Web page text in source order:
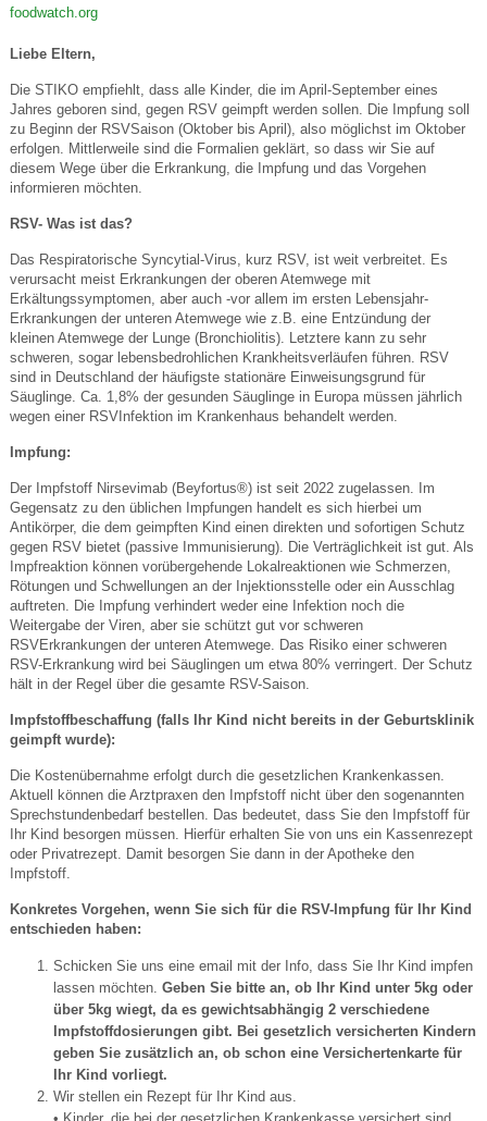
foodwatch.org
Liebe Eltern,
Die STIKO empfiehlt, dass alle Kinder, die im April-September eines
Jahres geboren sind, gegen RSV geimpft werden sollen. Die Impfung soll
zu Beginn der RSVSaison (Oktober bis April), also möglichst im Oktober
erfolgen. Mittlerweile sind die Formalien geklärt, so dass wir Sie auf
diesem Wege über die Erkrankung, die Impfung und das Vorgehen
informieren möchten.
RSV- Was ist das?
Das Respiratorische Syncytial-Virus, kurz RSV, ist weit verbreitet. Es
verursacht meist Erkrankungen der oberen Atemwege mit
Erkältungssymptomen, aber auch -vor allem im ersten Lebensjahr-
Erkrankungen der unteren Atemwege wie z.B. eine Entzündung der
kleinen Atemwege der Lunge (Bronchiolitis). Letztere kann zu sehr
schweren, sogar lebensbedrohlichen Krankheitsverläufen führen. RSV
sind in Deutschland der häufigste stationäre Einweisungsgrund für
Säuglinge. Ca. 1,8% der gesunden Säuglinge in Europa müssen jährlich
wegen einer RSVInfektion im Krankenhaus behandelt werden.
Impfung:
Der Impfstoff Nirsevimab (Beyfortus®) ist seit 2022 zugelassen. Im
Gegensatz zu den üblichen Impfungen handelt es sich hierbei um
Antikörper, die dem geimpften Kind einen direkten und sofortigen Schutz
gegen RSV bietet (passive Immunisierung). Die Verträglichkeit ist gut. Als
Impfreaktion können vorübergehende Lokalreaktionen wie Schmerzen,
Rötungen und Schwellungen an der Injektionsstelle oder ein Ausschlag
auftreten. Die Impfung verhindert weder eine Infektion noch die
Weitergabe der Viren, aber sie schützt gut vor schweren
RSVErkrankungen der unteren Atemwege. Das Risiko einer schweren
RSV-Erkrankung wird bei Säuglingen um etwa 80% verringert. Der Schutz
hält in der Regel über die gesamte RSV-Saison.
Impfstoffbeschaffung (falls Ihr Kind nicht bereits in der Geburtsklinik
geimpft wurde):
Die Kostenübernahme erfolgt durch die gesetzlichen Krankenkassen.
Aktuell können die Arztpraxen den Impfstoff nicht über den sogenannten
Sprechstundenbedarf bestellen. Das bedeutet, dass Sie den Impfstoff für
Ihr Kind besorgen müssen. Hierfür erhalten Sie von uns ein Kassenrezept
oder Privatrezept. Damit besorgen Sie dann in der Apotheke den
Impfstoff.
Konkretes Vorgehen, wenn Sie sich für die RSV-Impfung für Ihr Kind
entschieden haben:
Schicken Sie uns eine email mit der Info, dass Sie Ihr Kind impfen
lassen möchten. Geben Sie bitte an, ob Ihr Kind unter 5kg oder
über 5kg wiegt, da es gewichtsabhängig 2 verschiedene
Impfstoffdosierungen gibt. Bei gesetzlich versicherten Kindern
geben Sie zusätzlich an, ob schon eine Versichertenkarte für
Ihr Kind vorliegt.
Wir stellen ein Rezept für Ihr Kind aus.